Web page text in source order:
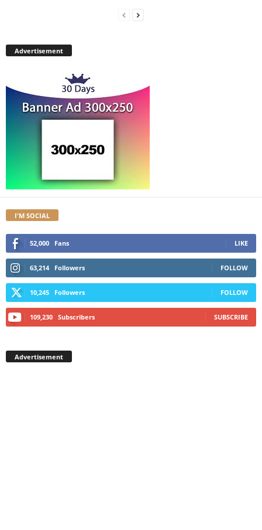
Advertisement
I'M SOCIAL
52,000 Fans LIKE
63,214 Followers FOLLOW
10,245 Followers FOLLOW
109,230 Subscribers SUBSCRIBE
Advertisement